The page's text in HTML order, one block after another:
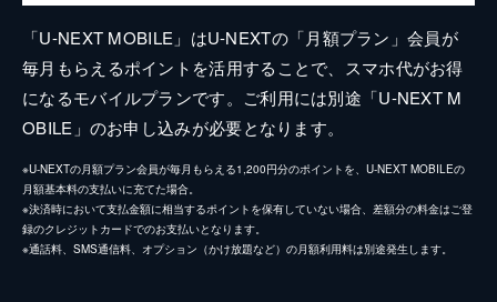
「U-NEXT MOBILE」はU-NEXTの「月額プラン」会員が
毎月もらえるポイントを活用することで、スマホ代がお得
になるモバイルプランです。ご利用には別途「U-NEXT M
OBILE」のお申し込みが必要となります。
※U-NEXTの月額プラン会員が毎月もらえる1,200円分のポイントを、U-NEXT MOBILEの
月額基本料の支払いに充てた場合。
※決済時において支払金額に相当するポイントを保有していない場合、差額分の料金はご登
録のクレジットカードでのお支払いとなります。
※通話料、SMS通信料、オプション（かけ放題など）の月額利用料は別途発生します。